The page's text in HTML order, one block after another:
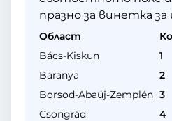
празно за винетка
Област
Bács-Kiskun
1
Baranya
2
Borsod-Abaúj-Zemplén 3
Csongrád
4